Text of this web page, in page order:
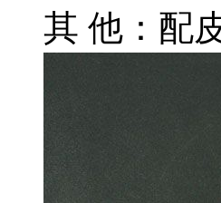
其 他：配